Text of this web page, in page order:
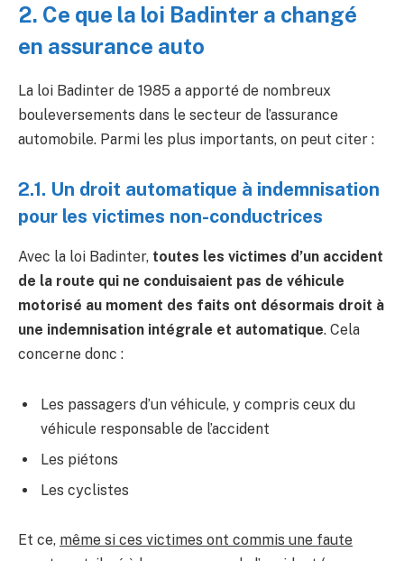
2. Ce que la loi Badinter a changé
en assurance auto
La loi Badinter de 1985 a apporté de nombreux
bouleversements dans le secteur de l’assurance
automobile. Parmi les plus importants, on peut citer :
2.1. Un droit automatique à indemnisation
pour les victimes non-conductrices
Avec la loi Badinter, toutes les victimes d’un accident
de la route qui ne conduisaient pas de véhicule
motorisé au moment des faits ont désormais droit à
une indemnisation intégrale et automatique. Cela
concerne donc :
Les passagers d’un véhicule, y compris ceux du
véhicule responsable de l’accident
Les piétons
Les cyclistes
Et ce, même si ces victimes ont commis une faute